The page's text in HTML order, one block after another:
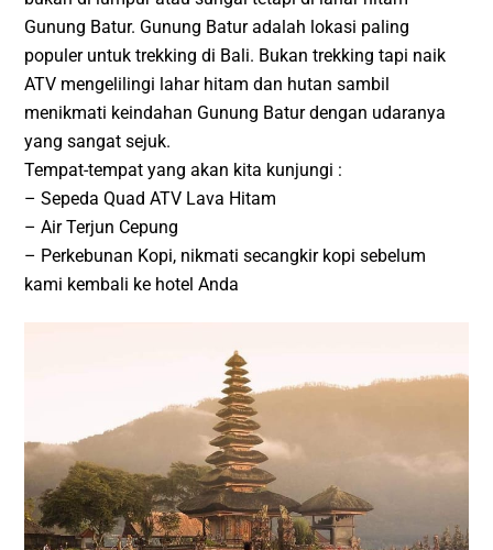
Gunung Batur. Gunung Batur adalah lokasi paling
populer untuk trekking di Bali. Bukan trekking tapi naik
ATV mengelilingi lahar hitam dan hutan sambil
menikmati keindahan Gunung Batur dengan udaranya
yang sangat sejuk.
Tempat-tempat yang akan kita kunjungi :
– Sepeda Quad ATV Lava Hitam
– Air Terjun Cepung
– Perkebunan Kopi, nikmati secangkir kopi sebelum
kami kembali ke hotel Anda